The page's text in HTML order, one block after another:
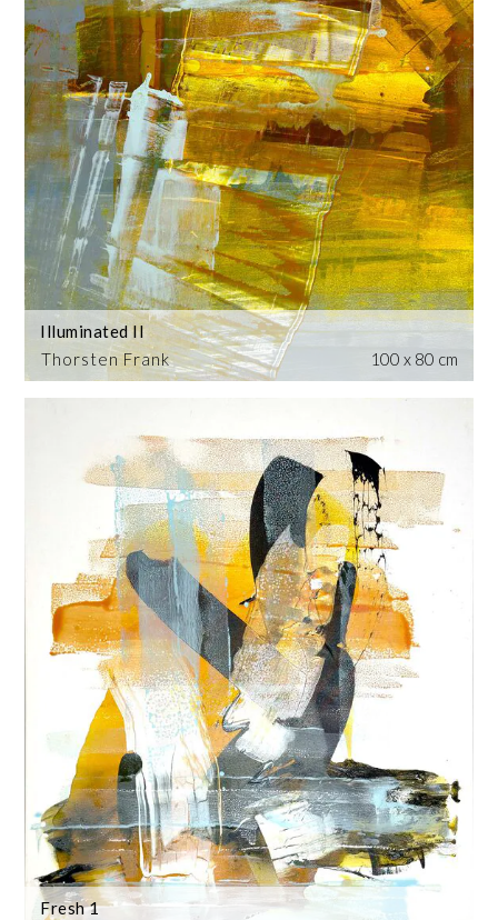
Thorsten Frank
Illuminated II
100 x 80 cm
Fresh 1